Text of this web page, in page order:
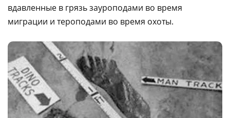
вдавленные в грязь зауроподами во время
миграции и тероподами во время охоты.